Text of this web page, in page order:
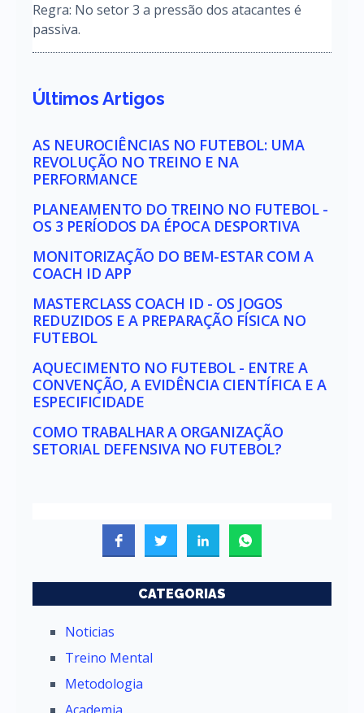
Regra: No setor 3 a pressão dos atacantes é
passiva.
Últimos Artigos
AS NEUROCIÊNCIAS NO FUTEBOL: UMA
REVOLUÇÃO NO TREINO E NA
PERFORMANCE
PLANEAMENTO DO TREINO NO FUTEBOL -
OS 3 PERÍODOS DA ÉPOCA DESPORTIVA
MONITORIZAÇÃO DO BEM-ESTAR COM A
COACH ID APP
MASTERCLASS COACH ID - OS JOGOS
REDUZIDOS E A PREPARAÇÃO FÍSICA NO
FUTEBOL
AQUECIMENTO NO FUTEBOL - ENTRE A
CONVENÇÃO, A EVIDÊNCIA CIENTÍFICA E A
ESPECIFICIDADE
COMO TRABALHAR A ORGANIZAÇÃO
SETORIAL DEFENSIVA NO FUTEBOL?
CATEGORIAS
Noticias
Treino Mental
Metodologia